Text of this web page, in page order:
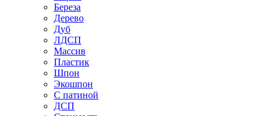
Береза
Дерево
Дуб
ЛДСП
Массив
Пластик
Шпон
Экошпон
С патиной
ДСП